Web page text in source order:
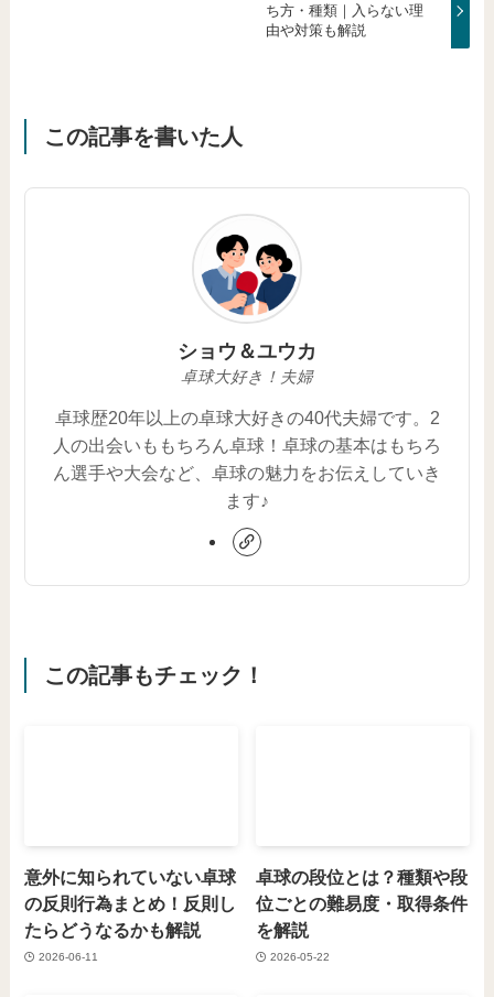
ち方・種類｜入らない理
由や対策も解説
この記事を書いた人
ショウ＆ユウカ
卓球大好き！夫婦
卓球歴20年以上の卓球大好きの40代夫婦です。2
人の出会いももちろん卓球！卓球の基本はもちろ
ん選手や大会など、卓球の魅力をお伝えしていき
ます♪
この記事もチェック！
意外に知られていない卓球
の反則行為まとめ！反則し
たらどうなるかも解説
2026-06-11
卓球の段位とは？種類や段
位ごとの難易度・取得条件
を解説
2026-05-22